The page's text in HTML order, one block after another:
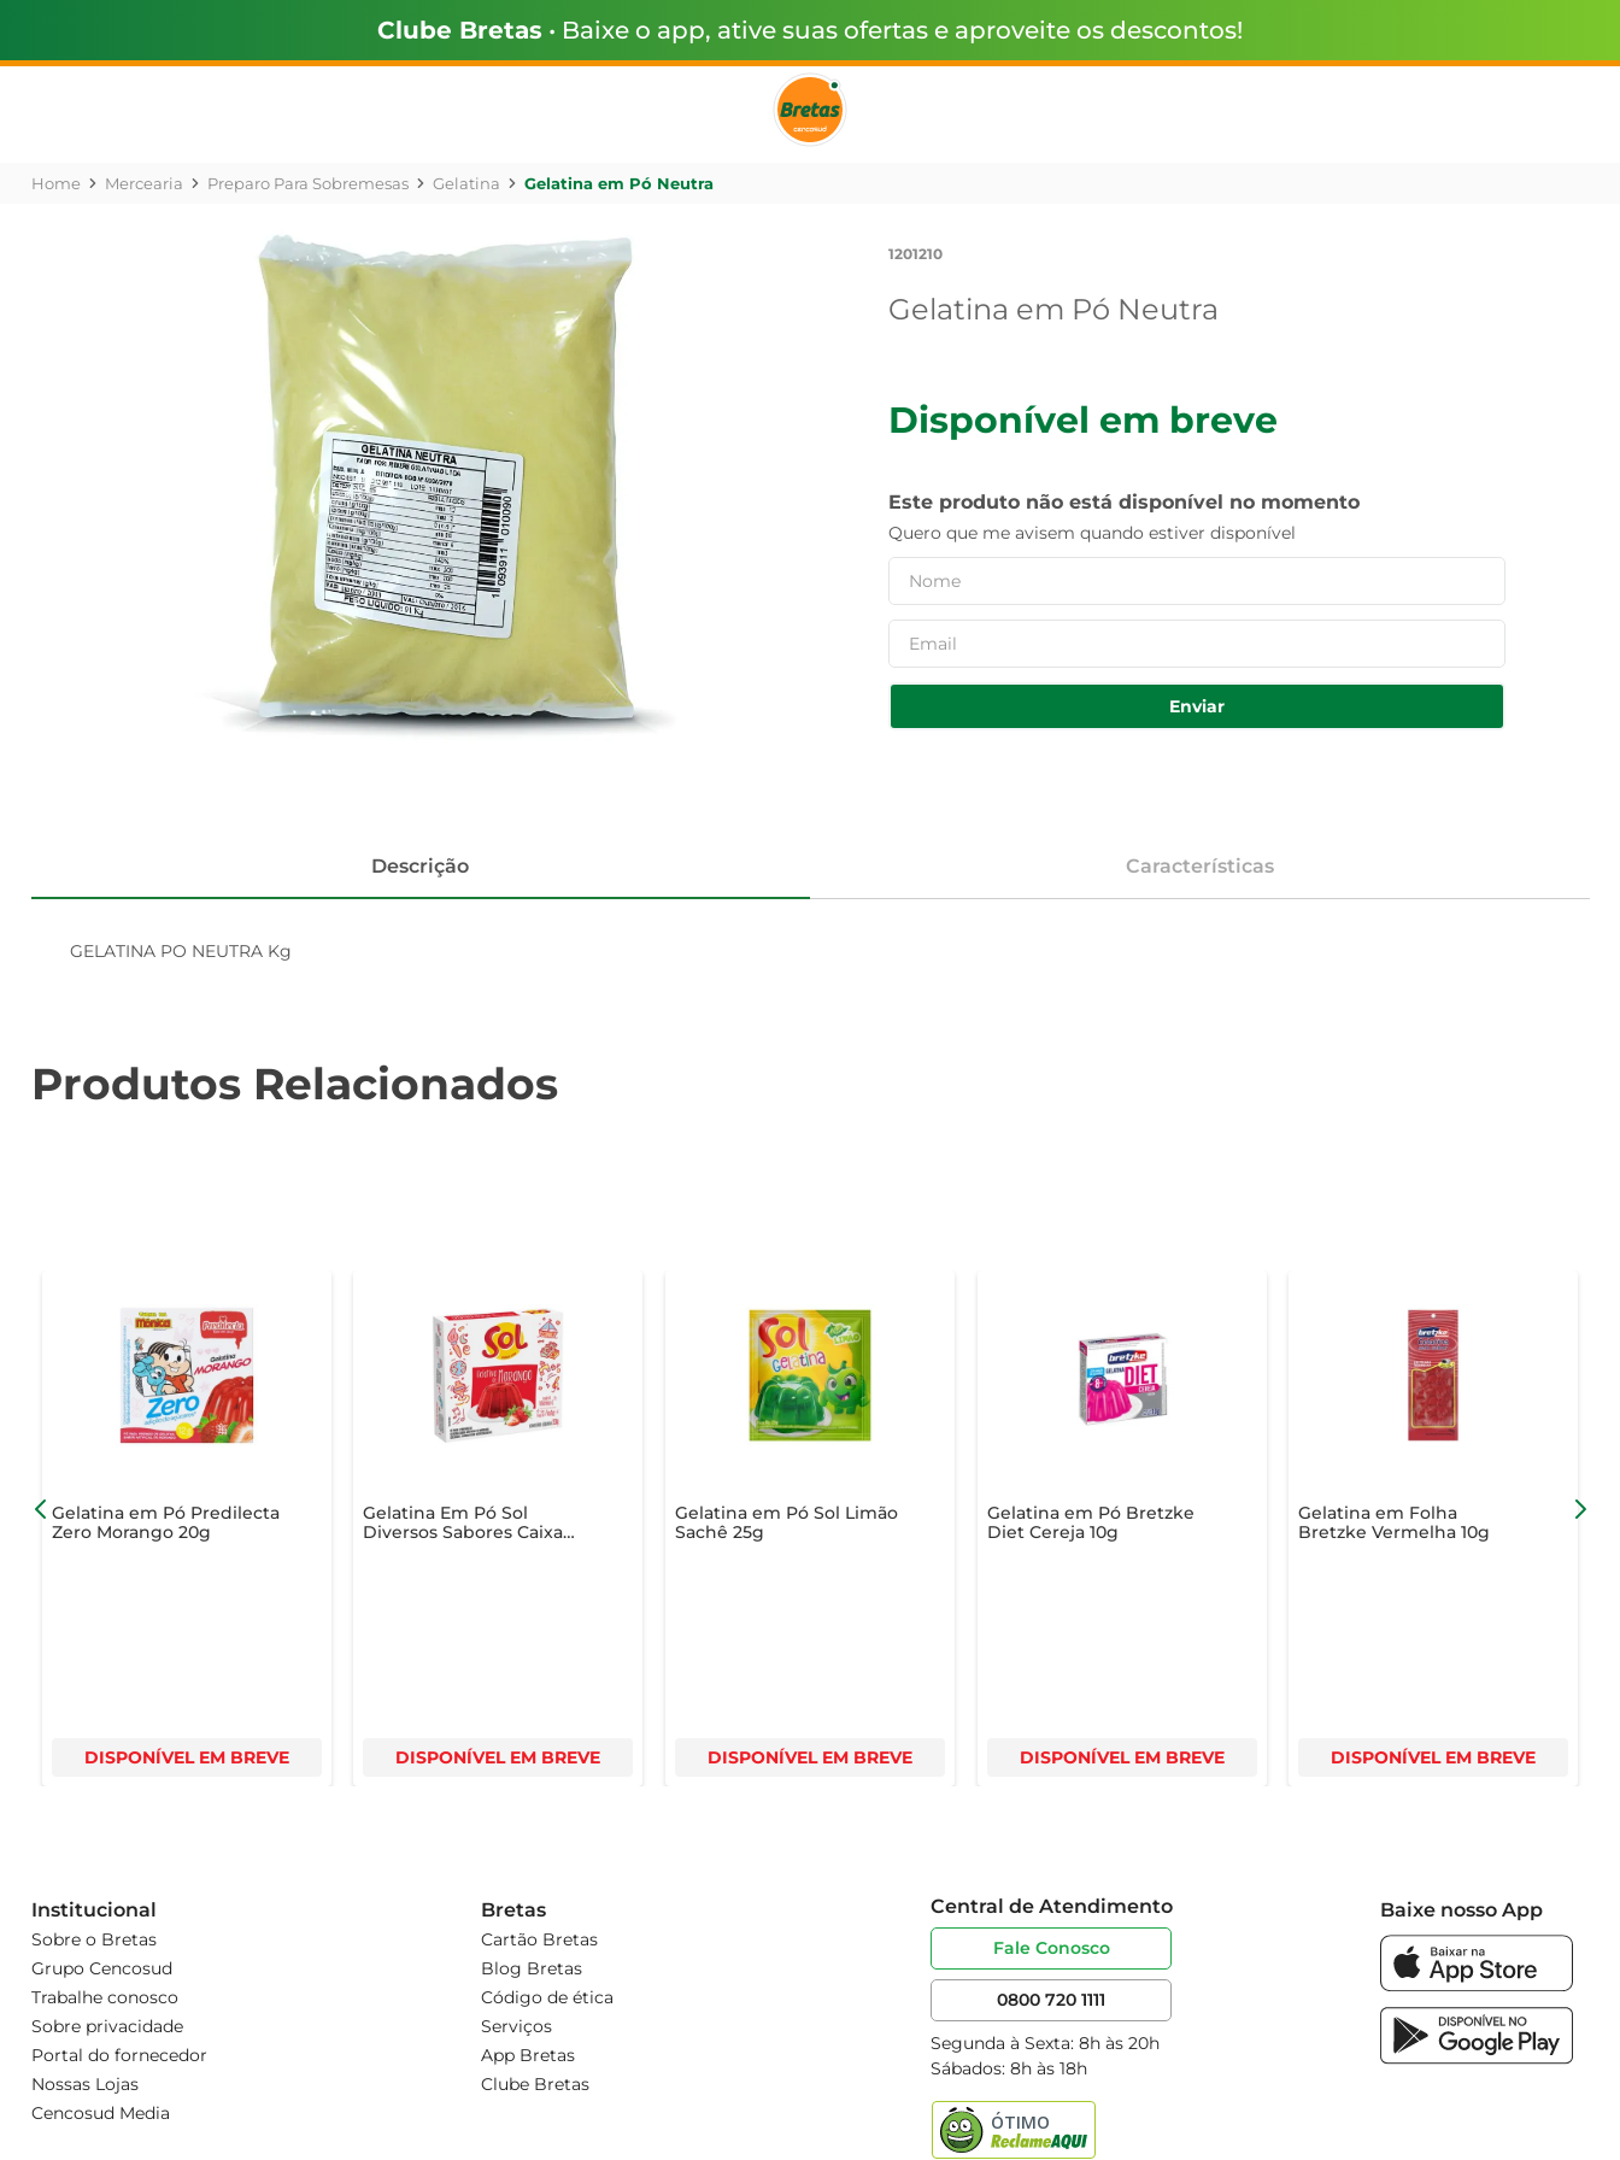
Clube Bretas • Baixe o app, ative suas ofertas e aproveite os descontos!
Mercearia Preparo Para Sobremesas Gelatina Gelatina em Pó Neutra
1201210
Gelatina em Pó Neutra
Disponível em breve
Este produto não está disponível no momento
Quero que me avisem quando estiver disponível
Enviar
Descrição Características
GELATINA PO NEUTRA Kg
Produtos Relacionados
Gelatina em Pó Predilecta
Zero Morango 20g
DISPONÍVEL EM BREVE
Gelatina Em Pó Sol
Diversos Sabores Caixa
DISPONÍVEL EM BREVE
Gelatina em Pó Sol Limão
Sachê 25g
DISPONÍVEL EM BREVE
Gelatina em Pó Bretzke
Diet Cereja 10g
DISPONÍVEL EM BREVE
Gelatina em Folha
Bretzke Vermelha 10g
DISPONÍVEL EM BREVE
Institucional
Sobre o Bretas
Grupo Cencosud
Trabalhe conosco
Sobre privacidade
Portal do fornecedor
Nossas Lojas
Cencosud Media
Bretas
Cartão Bretas
Blog Bretas
Código de ética
Serviços
App Bretas
Clube Bretas
Central de Atendimento
Fale Conosco
0800 720 1111
Segunda à Sexta: 8h às 20h
Sábados: 8h às 18h
Baixe nosso App